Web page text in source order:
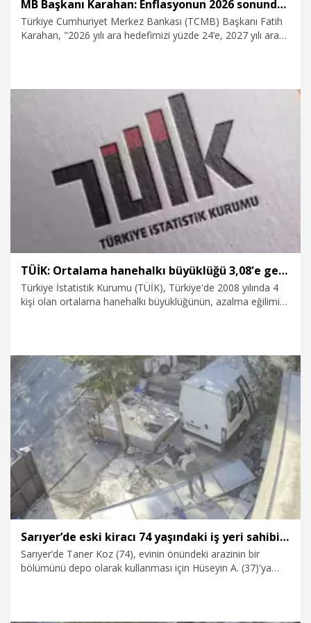
MB Başkanı Karahan: Enflasyonun 2026 sonunda yüzde 26 olarak gerçekleşeceğini tahmin ediyoruz
Türkiye Cumhuriyet Merkez Bankası (TCMB) Başkanı Fatih
Karahan, "2026 yılı ara hedefimizi yüzde 24’e, 2027 yılı ara
sonunda ise yüzde 15 olarak gerçekleşeceğini tahmin
ediyoruz. Enflasyonun 2028 yıl sonunda yüzde 9’a
geriledikten sonra orta vadede enflasyon hedefi olan yüzde
5 seviyesinde istikrar kazanacağını öngörüyoruz" dedi.
Ekonomi
TÜİK: Ortalama hanehalkı büyüklüğü 3,08'e geriledi
Türkiye İstatistik Kurumu (TÜİK), Türkiye'de 2008 yılında 4
kişi olan ortalama hanehalkı büyüklüğünün, azalma eğilimi
12.05.2026 Gündem
Sarıyer’de eski kiracı 74 yaşındaki iş yeri sahibini dövdü: Yere yatırıp, odunu sırtımda kırdı
Sarıyer’de Taner Koz (74), evinin önündeki arazinin bir
bölümünü depo olarak kullanması için Hüseyin A. (37)'ya